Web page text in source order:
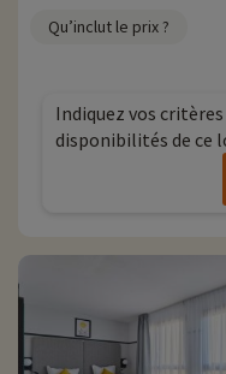
Qu’inclut le prix ?
Indiquez vos
disponibilités de ce